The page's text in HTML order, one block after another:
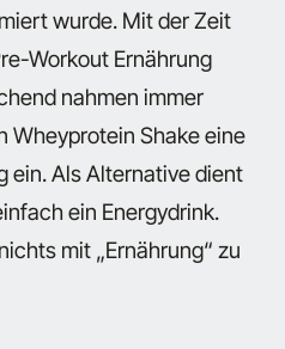
wurde. Mit der Zeit
Workout Ernährung
nahmen immer
Wheyprotein Shake eine
ein. Als Alternative dient
ein Energydrink.
mit „Ernährung“ zu